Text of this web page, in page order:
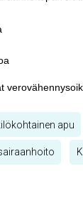
apu